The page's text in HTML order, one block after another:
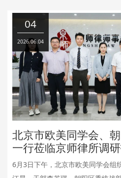
04
2026.06.04
北京市欧美同学会、
一行莅临京师律所调
6月3日下午，北京市欧美同学会组